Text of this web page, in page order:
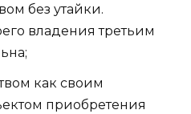
без утайки.
владения третьим
как своим
приобретения